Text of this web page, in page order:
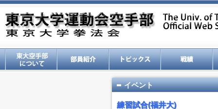
イベント
練習試合(福井大)